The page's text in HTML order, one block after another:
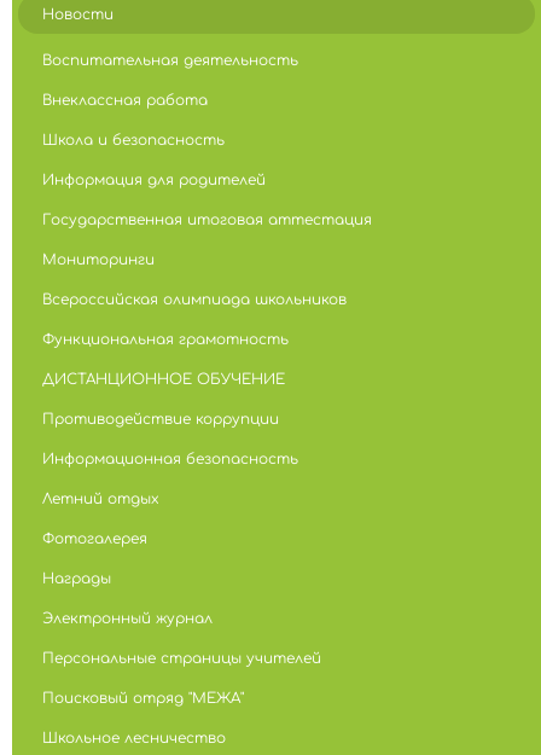
Новости
Воспитательная деятельность
Внеклассная работа
Школа и безопасность
Информация для родителей
Государственная итоговая аттестация
Мониторинги
Всероссийская олимпиада школьников
Функциональная грамотность
ДИСТАНЦИОННОЕ ОБУЧЕНИЕ
Противодействие коррупции
Информационная безопасность
Летний отдых
Фотогалерея
Награды
Электронный журнал
Персональные страницы учителей
Поисковый отряд "МЕЖА"
Школьное лесничество